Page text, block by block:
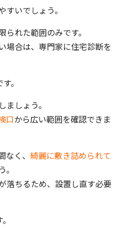
すいでしょう。
られた範囲のみです。
場合は、専門家に住宅診断を
す。
ましょう。
口から広い範囲を確認できま
なく、 綺麗に敷き詰められて
。
落ちるため、設置し直す必要